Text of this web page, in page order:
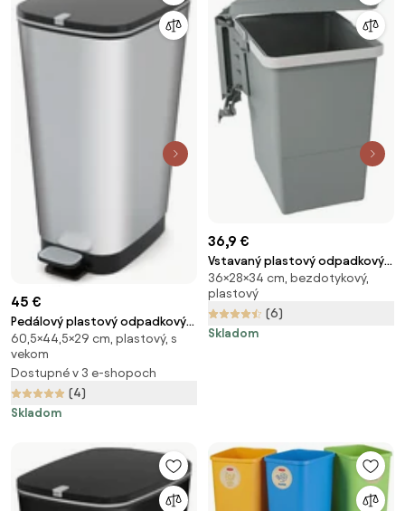
45 €
Pedálový plastový odpadkový
kôš v striebornej farbe 45 l Chic
Bin – KIS
60,5×44,5×29 cm, plastový, s
vekom
Dostupné v 3 e-shopoch
(4)
Skladom
36,9 €
Vstavaný plastový odpadkový
kôš 18 l Swing 2.0 - Elletipi
36×28×34 cm, bezdotykový,
plastový
(6)
Skladom